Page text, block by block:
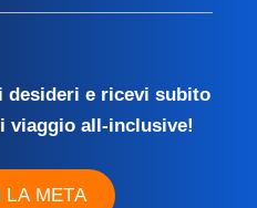
desideri e ricevi subito
viaggio all-inclusive!
LA META